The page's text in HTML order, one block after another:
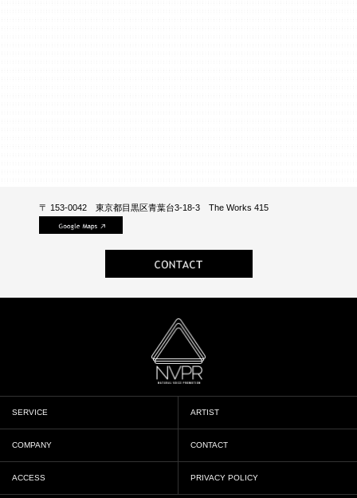
〒 153-0042 東京都目黒区青葉台3-18-3 The Works 415
SERVICE ARTIST
COMPANY CONTACT
ACCESS PRIVACY POLICY